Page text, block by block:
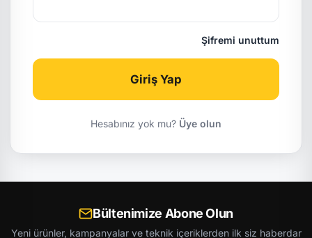
Şifremi unuttum
Giriş Yap
Hesabınız yok mu? Üye olun
Bültenimize Abone Olun
Yeni ürünler, kampanyalar ve teknik içeriklerden ilk siz haberdar